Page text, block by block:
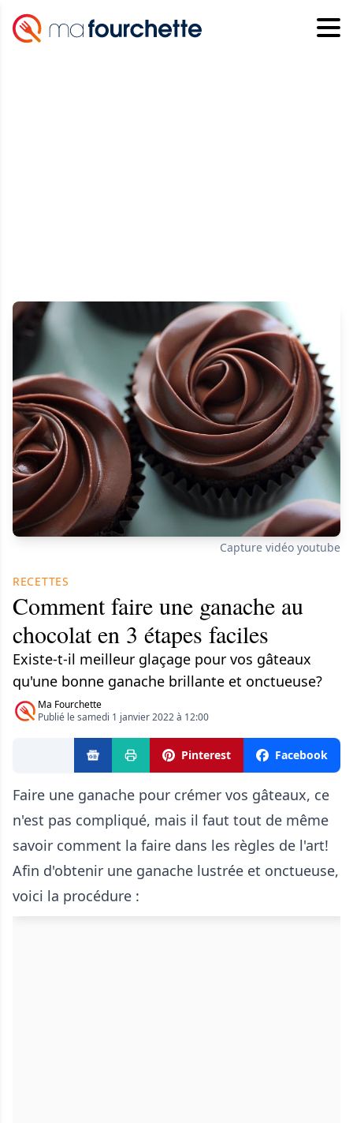
Capture vidéo youtube
RECETTES
Comment faire une ganache au
chocolat en 3 étapes faciles
Existe-t-il meilleur glaçage pour vos gâteaux
qu'une bonne ganache brillante et onctueuse?
Ma Fourchette
Publié le samedi 1 janvier 2022 à 12:00
Pinterest Facebook
Faire une ganache pour crémer vos gâteaux, ce
n'est pas compliqué, mais il faut tout de même
savoir comment la faire dans les règles de l'art!
Afin d'obtenir une ganache lustrée et onctueuse,
voici la procédure :